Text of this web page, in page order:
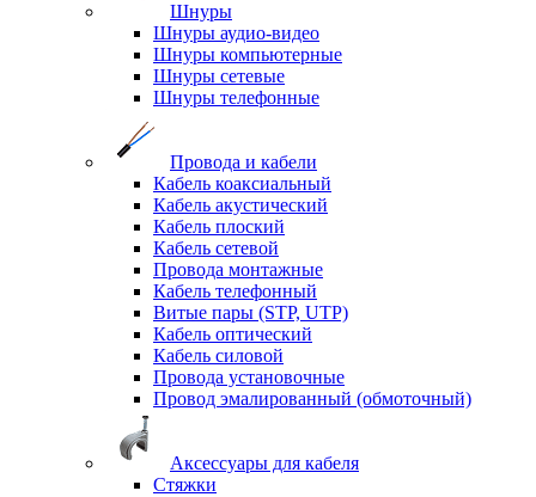
Шнуры
Шнуры аудио-видео
Шнуры компьютерные
Шнуры сетевые
Шнуры телефонные
Провода и кабели
Кабель коаксиальный
Кабель акустический
Кабель плоский
Кабель сетевой
Провода монтажные
Кабель телефонный
Витые пары (STP, UTP)
Кабель оптический
Кабель силовой
Провода установочные
Провод эмалированный (обмоточный)
Аксессуары для кабеля
Стяжки